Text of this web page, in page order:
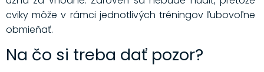
cviky môže v rámci jednotlivých tréningov ľubovoľne
obmieňať.
Na čo si treba dať pozor?